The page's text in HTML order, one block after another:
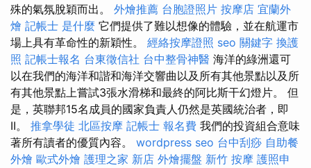
殊的氣氛脫穎而出。 外燴推薦 台胞證照片 按摩店 宜蘭外
燴 記帳士 是什麼 它們提供了難以想像的體驗，並在航運市
場上具有革命性的新穎性。 經絡按摩證照 seo 關鍵字 換護
照 記帳士報名 台東徵信社 台中整骨神醫 海洋的綠洲還可
以在我們的海洋和諧和海洋交響曲以及所有其他景點以及所
有其他景點上嘗試3張水滑梯和最終的阿比斯干幻燈片。 但
是，英聯邦15名成員的國家負責人仍然是英國統治者，即
II。 推拿學徒 北區按摩 記帳士 報名費 我們的投資組合意味
著所有讀者的優質內容。 wordpress seo 台中刮痧 自助餐
外燴 歐式外燴 護理之家 新店 外燴擺盤 新竹 按摩 護照申